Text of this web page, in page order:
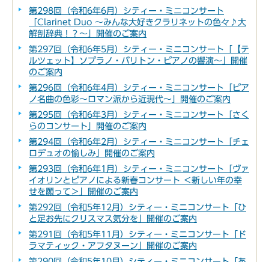
第298回（令和6年6月）シティー・ミニコンサート
「Clarinet Duo ～みんな大好きクラリネットの色々♪大
解剖辞典！？～」開催のご案内
第297回（令和6年5月）シティー・ミニコンサート「【テ
ルツェット】ソプラノ・バリトン・ピアノの響演～」開催
のご案内
第296回（令和6年4月）シティー・ミニコンサート「ピア
ノ名曲の色彩～ロマン派から近現代～」開催のご案内
第295回（令和6年3月）シティー・ミニコンサート「さく
らのコンサート」開催のご案内
第294回（令和6年2月）シティー・ミニコンサート「チェ
ロデュオの愉しみ」開催のご案内
第293回（令和6年1月）シティー・ミニコンサート「ヴァ
イオリンとピアノによる新春コンサート ＜新しい年の幸
せを願って＞」開催のご案内
第292回（令和5年12月）シティー・ミニコンサート「ひ
と足お先にクリスマス気分を」開催のご案内
第291回（令和5年11月）シティー・ミニコンサート「ド
ラマティック・アフタヌーン」開催のご案内